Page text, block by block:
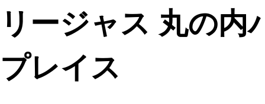
リージャス 丸の
プレイス